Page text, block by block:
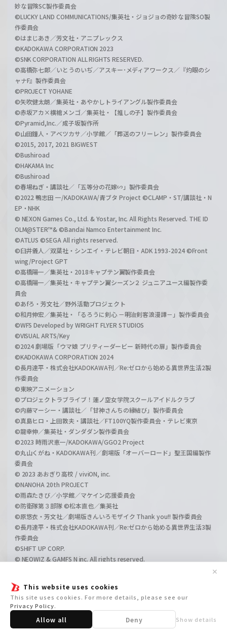
This website uses cookies
This site uses cookies. For more details, please see our
Privacy Policy.
Allow all Deny Show details
✕
妙な冒険SC製作委員会
©LUCKY LAND COMMUNICATIONS/集英社・ジョジョの奇妙な冒険SO製
作委員会
©はまじあき／芳文社・アニプレックス
©KADOKAWA CORPORATION 2023
©SNK CORPORATION ALL RIGHTS RESERVED.
©高橋弥七郎／いとうのいぢ／アスキー･メディアワークス／『灼眼のシ
ャナF』製作委員会
©PROJECT YOHANE
©矢吹健太朗／集英社・あやかしトライアングル製作委員会
©赤坂アカ×横槍メンゴ／集英社・【推しの子】製作委員会
©Pyramid,Inc.／成子坂製作所
©山田鐘人・アベツカサ／小学館／「葬送のフリーレン」製作委員会
©2015, 2017, 2021 BIGWEST
©Bushiroad
©HAKAMA Inc
©Bushiroad
©春場ねぎ・講談社／「五等分の花嫁∽」製作委員会
©2022 鴨志田 一/KADOKAWA/青ブタ Project ©CLAMP・ST/講談社・N
EP・NHK
© NEXON Games Co., Ltd. & Yostar, Inc. All Rights Reserved. THE ID
OLM@STER™& ©Bandai Namco Entertainment Inc.
©ATLUS ©SEGA All rights reserved.
©臼井儀人／双葉社・シンエイ・テレビ朝日・ADK 1993-2024 ©Front
wing/Project GPT
©高橋陽一／集英社・2018キャプテン翼製作委員会
©高橋陽一／集英社・キャプテン翼シーズン２ ジュニアユース編製作委
員会
©あfろ・芳文社／野外活動プロジェクト
©和月伸宏／集英社・「るろうに剣心 －明治剣客浪漫譚－」製作委員会
©WFS Developed by WRIGHT FLYER STUDIOS
©VISUAL ARTS/Key
©2024 劇場版「ウマ娘 プリティーダービー 新時代の扉」製作委員会
©KADOKAWA CORPORATION 2024
©長月達平・株式会社KADOKAWA刊／Re:ゼロから始める異世界生活2製
作委員会
©東映アニメーション
©プロジェクトラブライブ！蓮ノ空女学院スクールアイドルクラブ
©内藤マーシー・講談社／「甘神さんちの縁結び」製作委員会
©真島ヒロ・上田敦夫・講談社／FT100YQ製作委員会・テレビ東京
©龍幸伸／集英社・ダンダダン製作委員会
©2023 時雨沢恵一/KADOKAWA/GGO2 Project
©丸山くがね・KADOKAWA刊／劇場版「オーバーロード」聖王国編製作
委員会
© 2023 あおぎり高校 / viviON, inc.
©NANOHA 20th PROJECT
©雨森たきび／小学館／マケイン応援委員会
©防衛隊第３部隊 ©松本直也／集英社
©原悠衣・芳文社／劇場版きんいろモザイク Thank you!! 製作委員会
©長月達平・株式会社KADOKAWA刊／Re:ゼロから始める異世界生活3製
作委員会
©SHIFT UP CORP.
© NEOWIZ & GAMFS N inc. All rights reserved.
©GIRLS und PANZER Film Projekt
©GIRLS und PANZER Finale Projekt